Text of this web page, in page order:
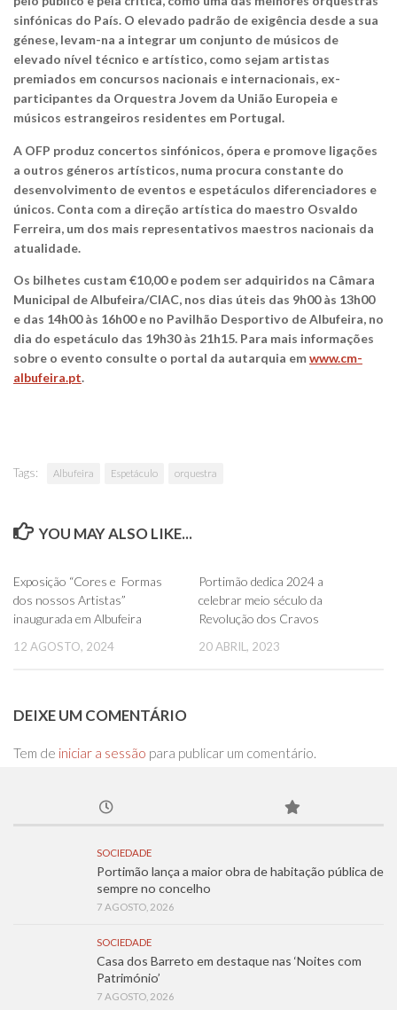
sinfónicas do País. O elevado padrão de exigência desde a sua
génese, levam-na a integrar um conjunto de músicos de
elevado nível técnico e artístico, como sejam artistas
premiados em concursos nacionais e internacionais, ex-
participantes da Orquestra Jovem da União Europeia e
músicos estrangeiros residentes em Portugal.
A OFP produz concertos sinfónicos, ópera e promove ligações
a outros géneros artísticos, numa procura constante do
desenvolvimento de eventos e espetáculos diferenciadores e
únicos. Conta com a direção artística do maestro Osvaldo
Ferreira, um dos mais representativos maestros nacionais da
atualidade.
Os bilhetes custam €10,00 e podem ser adquiridos na Câmara
Municipal de Albufeira/CIAC, nos dias úteis das 9h00 às 13h00
e das 14h00 às 16h00 e no Pavilhão Desportivo de Albufeira, no
dia do espetáculo das 19h30 às 21h15. Para mais informações
sobre o evento consulte o portal da autarquia emwww.cm-
albufeira.pt.
Tags: Albufeira Espetáculo orquestra
YOU MAY ALSO LIKE...
Exposição “Cores e Formas
dos nossos Artistas”
inaugurada em Albufeira
12 AGOSTO, 2024
Portimão dedica 2024 a
celebrar meio século da
Revolução dos Cravos
20 ABRIL, 2023
DEIXE UM COMENTÁRIO
Tem de iniciar a sessão para publicar um comentário.
SOCIEDADE
Portimão lança a maior obra de habitação pública de
sempre no concelho
7 AGOSTO, 2026
SOCIEDADE
Casa dos Barreto em destaque nas ‘Noites com
Património’
7 AGOSTO, 2026